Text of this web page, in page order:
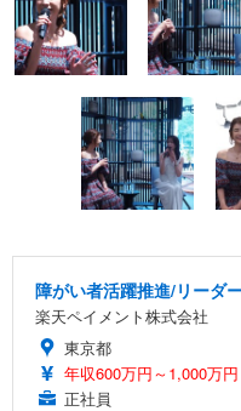
障がい者活躍推進/リーダ
楽天ペイメント株式会社
東京都
年収600万円～1,000万円
正社員